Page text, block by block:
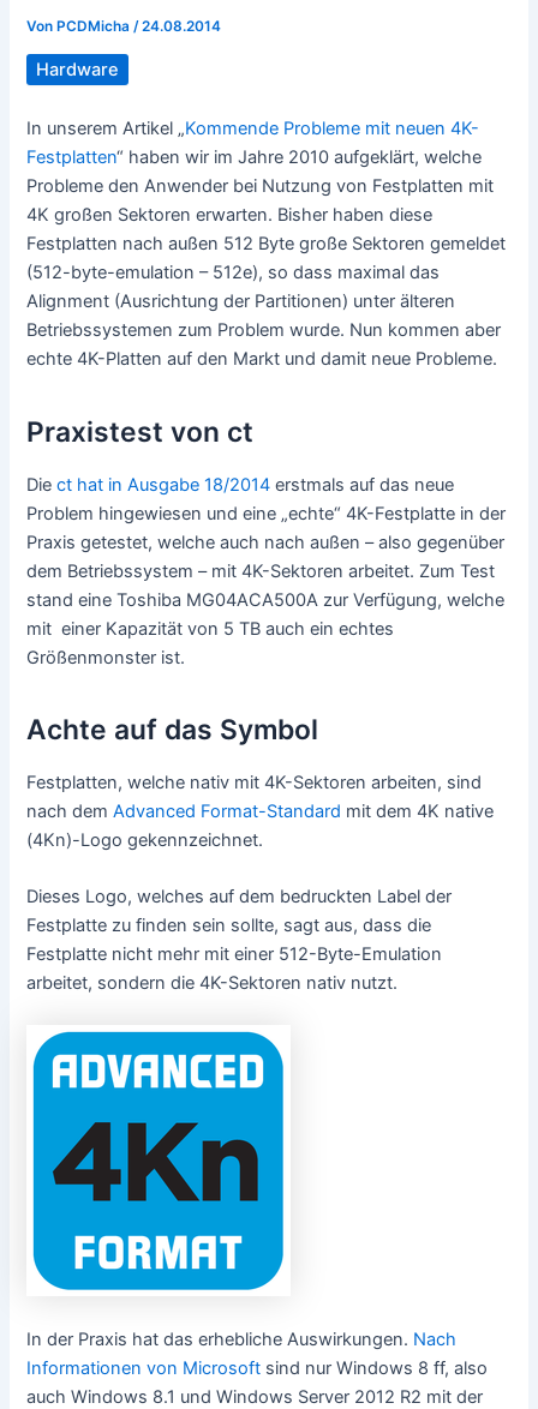
Von PCDMicha/24.08.2014
Hardware
In unserem Artikel „Kommende Probleme mit neuen 4K-
Festplatten“ haben wir im Jahre 2010 aufgeklärt, welche
Probleme den Anwender bei Nutzung von Festplatten mit
4K großen Sektoren erwarten. Bisher haben diese
Festplatten nach außen 512 Byte große Sektoren gemeldet
(512-byte-emulation – 512e), so dass maximal das
Alignment (Ausrichtung der Partitionen) unter älteren
Betriebssystemen zum Problem wurde. Nun kommen aber
echte 4K-Platten auf den Markt und damit neue Probleme.
Praxistest von ct
Diect hat in Ausgabe 18/2014 erstmals auf das neue
Problem hingewiesen und eine „echte“ 4K-Festplatte in der
Praxis getestet, welche auch nach außen – also gegenüber
dem Betriebssystem – mit 4K-Sektoren arbeitet. Zum Test
stand eine Toshiba MG04ACA500A zur Verfügung, welche
mit einer Kapazität von 5 TB auch ein echtes
Größenmonster ist.
Achte auf das Symbol
Festplatten, welche nativ mit 4K-Sektoren arbeiten, sind
nach demAdvanced Format-Standard mit dem 4K native
(4Kn)-Logo gekennzeichnet.
Dieses Logo, welches auf dem bedruckten Label der
Festplatte zu finden sein sollte, sagt aus, dass die
Festplatte nicht mehr mit einer 512-Byte-Emulation
arbeitet, sondern die 4K-Sektoren nativ nutzt.
In der Praxis hat das erhebliche Auswirkungen. Nach
Informationen von Microsoft sind nur Windows 8 ff, also
auch Windows 8.1 und Windows Server 2012 R2 mit der